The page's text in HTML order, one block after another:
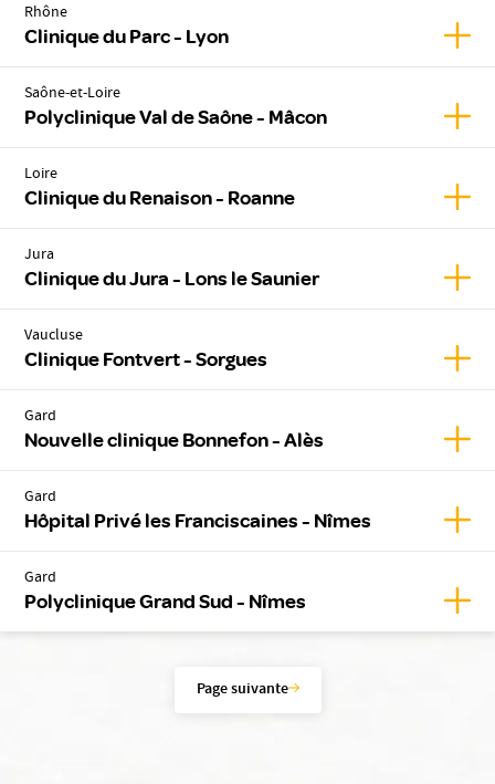
Rhône
Clinique du Parc - Lyon
Saône-et-Loire
Polyclinique Val de Saône - Mâcon
Loire
Clinique du Renaison - Roanne
Jura
Clinique du Jura - Lons le Saunier
Vaucluse
Clinique Fontvert - Sorgues
Gard
Nouvelle clinique Bonnefon - Alès
Gard
Hôpital Privé les Franciscaines - Nîmes
Gard
Polyclinique Grand Sud - Nîmes
Page suivante